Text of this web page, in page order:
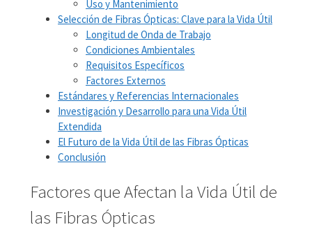
Uso y Mantenimiento
Selección de Fibras Ópticas: Clave para la Vida Útil
Longitud de Onda de Trabajo
Condiciones Ambientales
Requisitos Específicos
Factores Externos
Estándares y Referencias Internacionales
Investigación y Desarrollo para una Vida Útil
Extendida
El Futuro de la Vida Útil de las Fibras Ópticas
Conclusión
Factores que Afectan la Vida Útil de
las Fibras Ópticas